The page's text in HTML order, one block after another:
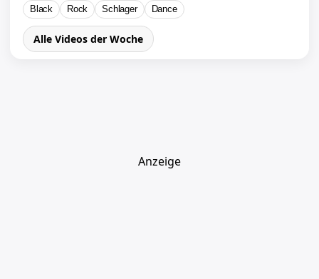
Black Rock Schlager Dance
Alle Videos der Woche
Anzeige